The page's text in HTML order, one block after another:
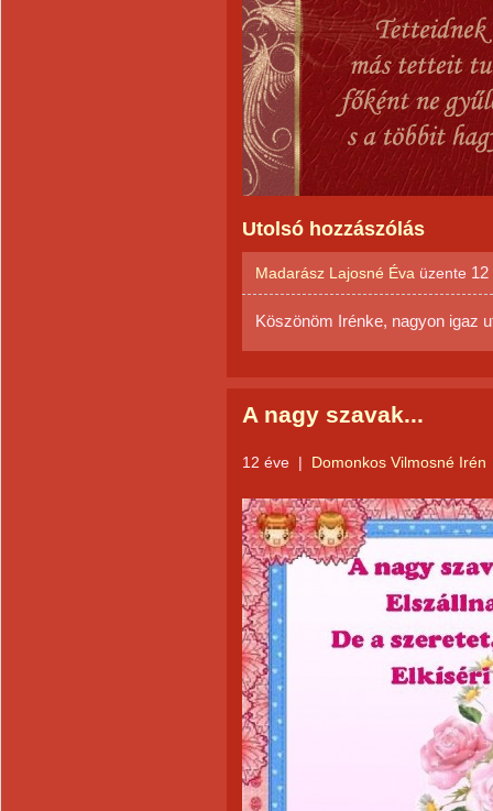
Utolsó hozzászólás
Madarász Lajosné Éva üzente 12
Köszönöm Irénke, nagyon igaz
A nagy szavak...
12 éve | Domonkos Vilmosné Irén